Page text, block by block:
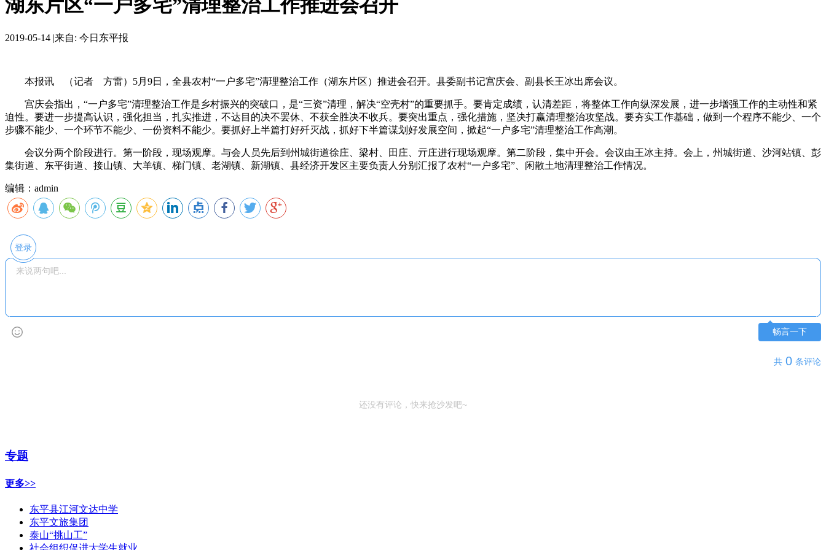
湖东片区“一户多宅”清理整治工作推进会召开
2019-05-14 |来自: 今日东平报
本报讯 （记者 方雷）5月9日，全县农村“一户多宅”清理整治工作（湖东片区）推进会召开。县委副书记宫庆会、副县长王冰出席会议。
宫庆会指出，“一户多宅”清理整治工作是乡村振兴的突破口，是“三资”清理，解决“空壳村”的重要抓手。要肯定成绩，认清差距，将整体工作向纵深发展，进一步增强工作的主动性和紧
迫性。要进一步提高认识，强化担当，扎实推进，不达目的决不罢休、不获全胜决不收兵。要突出重点，强化措施，坚决打赢清理整治攻坚战。要夯实工作基础，做到一个程序不能少、一个
步骤不能少、一个环节不能少、一份资料不能少。要抓好上半篇打好歼灭战，抓好下半篇谋划好发展空间，掀起“一户多宅”清理整治工作高潮。
会议分两个阶段进行。第一阶段，现场观摩。与会人员先后到州城街道徐庄、梁村、田庄、亓庄进行现场观摩。第二阶段，集中开会。会议由王冰主持。会上，州城街道、沙河站镇、彭
集街道、东平街道、接山镇、大羊镇、梯门镇、老湖镇、新湖镇、县经济开发区主要负责人分别汇报了农村“一户多宅”、闲散土地清理整治工作情况。
编辑：admin
登录
畅言一下
共 0 条评论
还没有评论，快来抢沙发吧~
专题
更多>>
东平县江河文达中学
东平文旅集团
泰山“挑山工”
社会组织促进大学生就业